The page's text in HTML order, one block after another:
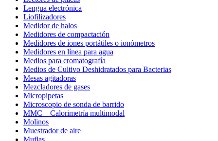
Lengua electrónica
Liofilizadores
Medidor de halos
Medidores de compactación
Medidores de iones portátiles o ionómetros
Medidores en línea para agua
Medios para cromatografía
Medios de Cultivo Deshidratados para Bacterias
Mesas agitadoras
Mezcladores de gases
Micropipetas
Microscopio de sonda de barrido
MMC – Calorimetría multimodal
Molinos
Muestrador de aire
Muflas